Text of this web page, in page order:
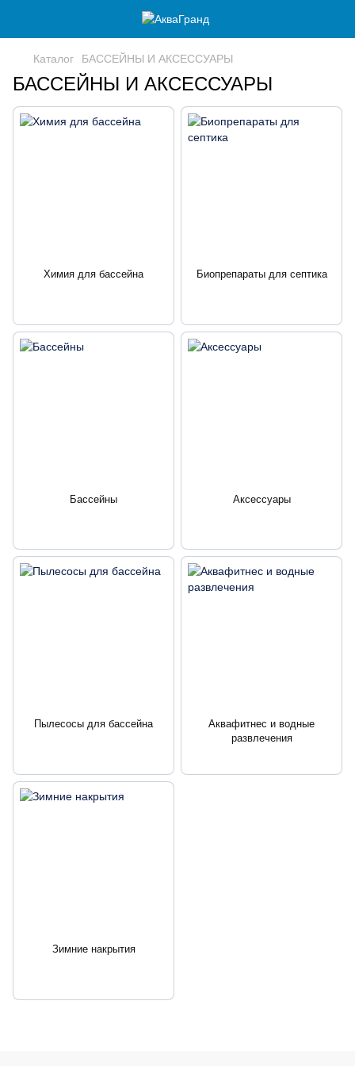
Каталог БАССЕЙНЫ И АКСЕССУАРЫ
БАССЕЙНЫ И АКСЕССУАРЫ
Химия для бассейна Биопрепараты для септика
Бассейны Аксессуары
Пылесосы для бассейна
Аквафитнес и водные
развлечения
Зимние накрытия